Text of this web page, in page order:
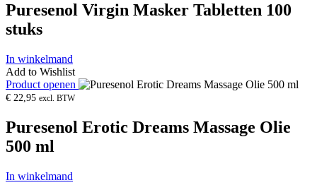
Puresenol Virgin Masker Tabletten 100
stuks
In winkelmand
Add to Wishlist
Product openen
€ 22,95 excl. BTW
Puresenol Erotic Dreams Massage Olie
500 ml
In winkelmand